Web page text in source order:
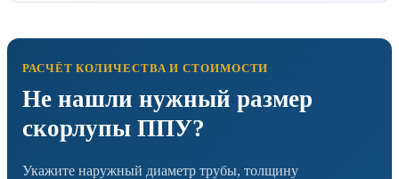
РАСЧЁТ КОЛИЧЕСТВА И СТОИМОСТИ
Не нашли нужный размер
скорлупы ППУ?
Укажите наружный диаметр трубы, толщину